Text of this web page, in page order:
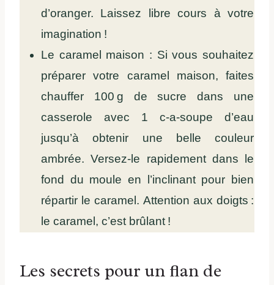
d’oranger. Laissez libre cours à votre
imagination !
Le caramel maison : Si vous souhaitez
préparer votre caramel maison, faites
chauffer 100 g de sucre dans une
casserole avec 1 c-a-soupe d’eau
jusqu’à obtenir une belle couleur
ambrée. Versez-le rapidement dans le
fond du moule en l’inclinant pour bien
répartir le caramel. Attention aux doigts :
le caramel, c’est brûlant !
Les secrets pour un flan de